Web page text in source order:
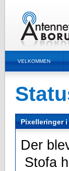
VELKOMMEN
Pixelleringer
Der
Stofa